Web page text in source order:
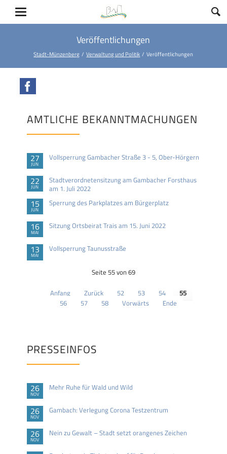
Veröffentlichungen
Stadt-Münzenberg Verwaltung und Politik Veröffentlichungen
AMTLICHE BEKANNTMACHUNGEN
27
JUN
Vollsperrung Gambacher Straße 3 - 5, Ober-Hörgern
22
JUN
Stadtverordnetensitzung am Gambacher Forsthaus
am 1. Juli 2022
15
JUN
Sperrung des Parkplatzes am Bürgerplatz
16
MAI
Sitzung Ortsbeirat Trais am 15. Juni 2022
13
MAI
Vollsperrung Taunusstraße
Seite 55 von 69
Anfang Zurück 52 53 54
55
56
57 58 Vorwärts Ende
PRESSEINFOS
26
NOV
Mehr Ruhe für Wald und Wild
26
NOV
Gambach: Verlegung Corona Testzentrum
26
NOV
Nein zu Gewalt – Stadt setzt orangenes Zeichen